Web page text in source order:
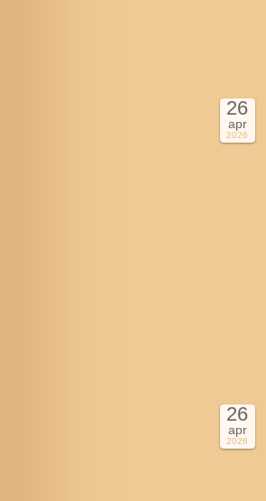
26
apr
2026
26
apr
2026